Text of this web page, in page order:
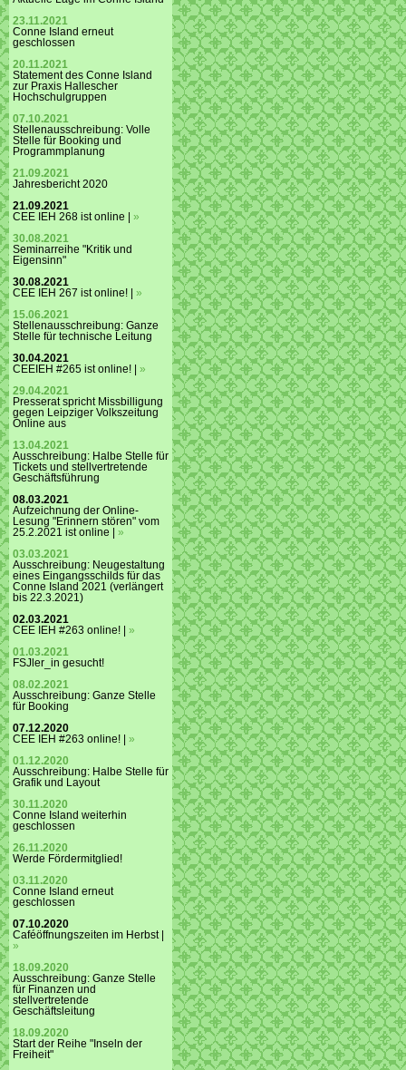
23.11.2021
Conne Island erneut
geschlossen
20.11.2021
Statement des Conne Island
zur Praxis Hallescher
Hochschulgruppen
07.10.2021
Stellenausschreibung: Volle
Stelle für Booking und
Programmplanung
21.09.2021
Jahresbericht 2020
21.09.2021
CEE IEH 268 ist online | »
30.08.2021
Seminarreihe "Kritik und
Eigensinn"
30.08.2021
CEE IEH 267 ist online! | »
15.06.2021
Stellenausschreibung: Ganze
Stelle für technische Leitung
30.04.2021
CEEIEH #265 ist online! | »
29.04.2021
Presserat spricht Missbilligung
gegen Leipziger Volkszeitung
Online aus
13.04.2021
Ausschreibung: Halbe Stelle für
Tickets und stellvertretende
Geschäftsführung
08.03.2021
Aufzeichnung der Online-
Lesung "Erinnern stören" vom
25.2.2021 ist online | »
03.03.2021
Ausschreibung: Neugestaltung
eines Eingangsschilds für das
Conne Island 2021 (verlängert
bis 22.3.2021)
02.03.2021
CEE IEH #263 online! | »
01.03.2021
FSJler_in gesucht!
08.02.2021
Ausschreibung: Ganze Stelle
für Booking
07.12.2020
CEE IEH #263 online! | »
01.12.2020
Ausschreibung: Halbe Stelle für
Grafik und Layout
30.11.2020
Conne Island weiterhin
geschlossen
26.11.2020
Werde Fördermitglied!
03.11.2020
Conne Island erneut
geschlossen
07.10.2020
Caféöffnungszeiten im Herbst |
»
18.09.2020
Ausschreibung: Ganze Stelle
für Finanzen und
stellvertretende
Geschäftsleitung
18.09.2020
Start der Reihe "Inseln der
Freiheit"